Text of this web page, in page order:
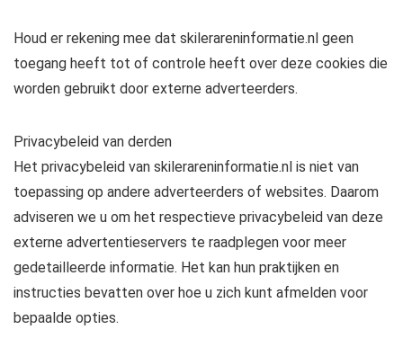
Houd er rekening mee dat skilerareninformatie.nl geen
toegang heeft tot of controle heeft over deze cookies die
worden gebruikt door externe adverteerders.
Privacybeleid van derden
Het privacybeleid van skilerareninformatie.nl is niet van
toepassing op andere adverteerders of websites. Daarom
adviseren we u om het respectieve privacybeleid van deze
externe advertentieservers te raadplegen voor meer
gedetailleerde informatie. Het kan hun praktijken en
instructies bevatten over hoe u zich kunt afmelden voor
bepaalde opties.